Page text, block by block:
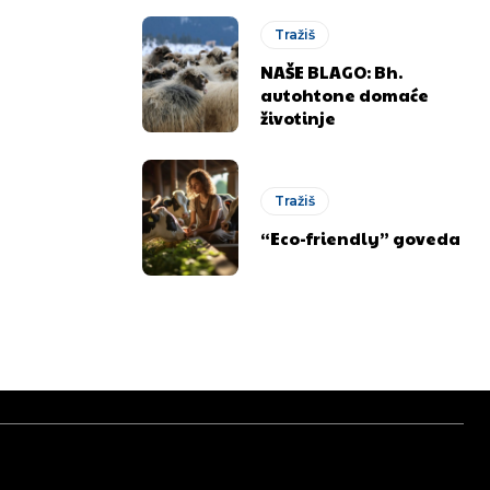
Tražiš
NAŠE BLAGO: Bh.
autohtone domaće
životinje
Tražiš
“Eco-friendly” goveda